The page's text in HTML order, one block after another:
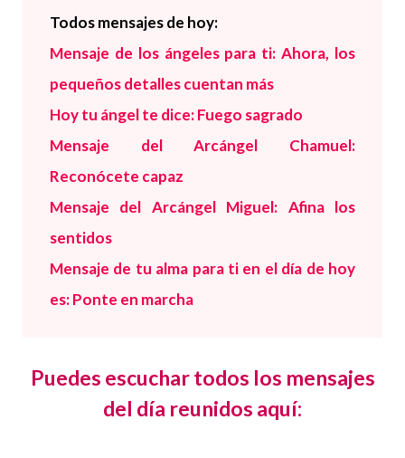
Todosmensajes de hoy:
Mensaje de los ángeles para ti: Ahora, los
pequeños detalles cuentan más
Hoy tu ángel te dice: Fuego sagrado
Mensaje del Arcángel Chamuel:
Reconócete capaz
Mensaje del Arcángel Miguel: Afina los
sentidos
Mensaje de tu alma para ti en el día de hoy
es: Ponte en marcha
Puedes escuchar todos los mensajes
del día reunidos aquí: